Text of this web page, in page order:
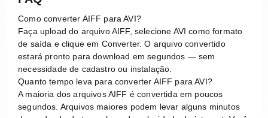
Como converter AIFF para AVI?
Faça upload do arquivo AIFF, selecione AVI como formato
de saída e clique em Converter. O arquivo convertido
estará pronto para download em segundos — sem
necessidade de cadastro ou instalação.
Quanto tempo leva para converter AIFF para AVI?
A maioria dos arquivos AIFF é convertida em poucos
segundos. Arquivos maiores podem levar alguns minutos